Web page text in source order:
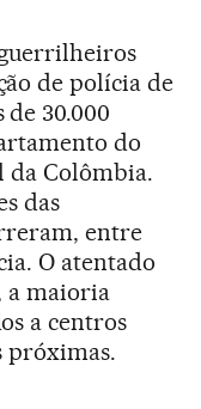
de polícia de
30.000
do
da Colômbia.
das
entre
O atentado
a maioria
a centros
próximas.